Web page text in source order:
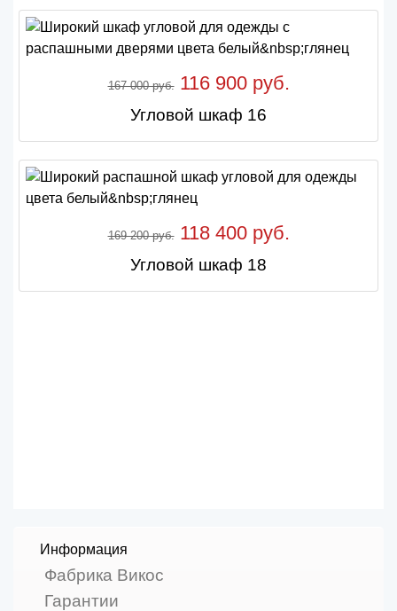
167 000 руб.116 900 руб.
Угловой шкаф 16
169 200 руб.118 400 руб.
Угловой шкаф 18
Информация
Фабрика Викос
Гарантии